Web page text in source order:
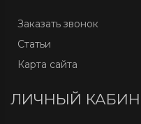
Заказать звонок
Статьи
Карта сайта
ЛИЧНЫЙ